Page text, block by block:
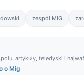
zespół MIG
artykuły, teledyski i
o Mig